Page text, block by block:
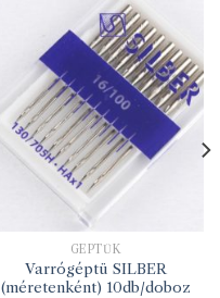
GÉPTŰK
Varrógéptü SILBER
(méretenként) 10db/doboz